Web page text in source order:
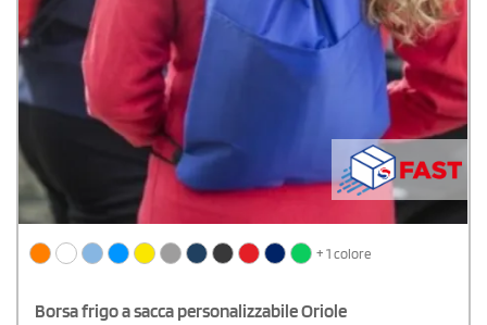
+ 1 colore
Borsa frigo a sacca personalizzabile Oriole